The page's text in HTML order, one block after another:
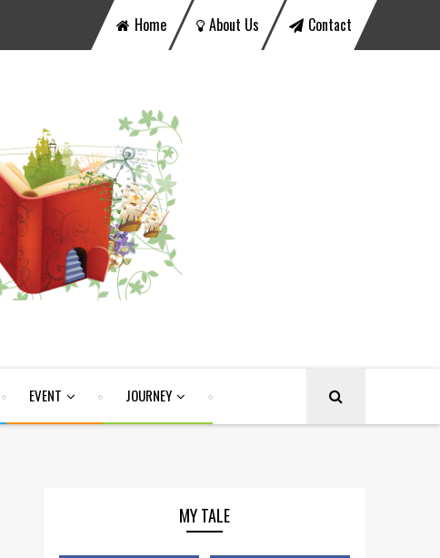
Home About Us Contact
EVENT JOURNEY
MY TALE